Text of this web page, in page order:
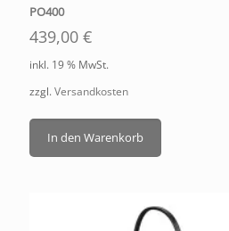
PO400
439,00 €
inkl. 19 % MwSt.
zzgl. Versandkosten
In den Warenkorb